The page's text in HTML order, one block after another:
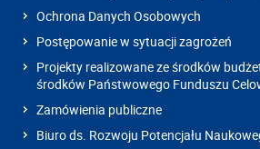
Ochrona Danych Osobowych
Postępowanie w sytuacji zagrożeń
Projekty realizowane ze środków
środków Państwowego Funduszu
Zamówienia publiczne
Biuro ds. Rozwoju Potencjału